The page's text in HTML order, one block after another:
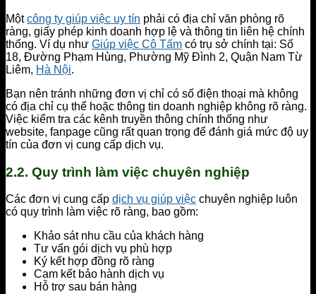
Mộtcông ty giúp việc uy tín phải có địa chỉ văn phòng rõ
ràng, giấy phép kinh doanh hợp lệ và thông tin liên hệ chính
thống. Ví dụ như Giúp việc Cô Tấm có trụ sở chính tại: Số
18, Đường Phạm Hùng, Phường Mỹ Đình 2, Quận Nam Từ
Liêm, Hà Nội.
Bạn nên tránh những đơn vị chỉ có số điện thoại mà không
có địa chỉ cụ thể hoặc thông tin doanh nghiệp không rõ ràng.
Việc kiểm tra các kênh truyền thông chính thống như
website, fanpage cũng rất quan trọng để đánh giá mức độ uy
tín của đơn vị cung cấp dịch vụ.
2.2. Quy trình làm việc chuyên nghiệp
Các đơn vị cung cấp dịch vụ giúp việc chuyên nghiệp luôn
có quy trình làm việc rõ ràng, bao gồm:
Khảo sát nhu cầu của khách hàng
Tư vấn gói dịch vụ phù hợp
Ký kết hợp đồng rõ ràng
Cam kết bảo hành dịch vụ
Hỗ trợ sau bán hàng